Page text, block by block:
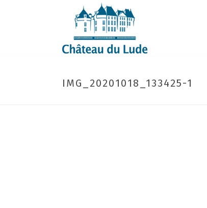
IMG_20201018_133425-1